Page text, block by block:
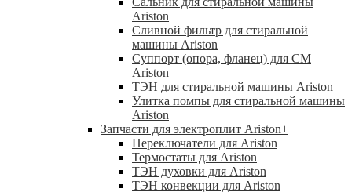
Ariston
Сливной фильтр для стиральной
машины Ariston
Суппорт (опора, фланец) для СМ
Ariston
ТЭН для стиральной машины Ariston
Улитка помпы для стиральной машины
Ariston
Запчасти для электроплит Ariston+
Переключатели для Ariston
Термостаты для Ariston
ТЭН духовки для Ariston
ТЭН конвекции для Ariston